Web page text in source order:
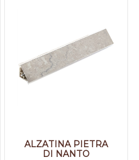
ALZATINA PIETRA
DI NANTO